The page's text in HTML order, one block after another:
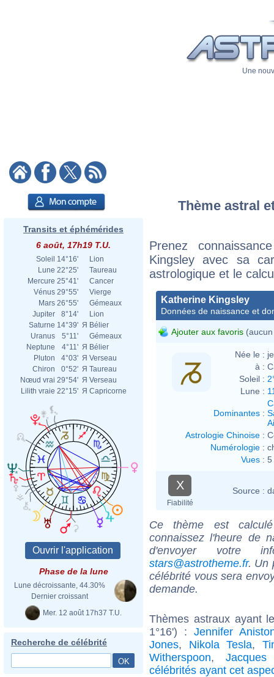
Une
Transits et éphémérides
6 août, 17h19 T.U.
Soleil 14°16'
Lion
Lune 22°25'
Taureau
Mercure 25°41'
Cancer
Vénus 29°55'
Vierge
Mars 26°55'
Gémeaux
Jupiter
8°14'
Lion
Saturne 14°39' Я Bélier
Uranus
5°11'
Gémeaux
Neptune
4°11' Я Bélier
Pluton
4°03' Я Verseau
Chiron
0°52' Я Taureau
Nœud vrai 29°54' Я Verseau
Lilith vraie 22°15' Я Capricorne
Phase de la lune
Lune décroissante, 44.30%
Dernier croissant
Mer. 12 août 17h37 T.U.
Recherche de célébrité
Thème astral
Prenez
Kingsley avec sa
astrologique et le
Katherine Kingsley
Données de naissance et
Ajouter aux favoris
Née le :
à :
Soleil :
Lune :
Dominantes :
Astrologie Chinoise :
Numérologie :
Vues : 5
X
Fiabilité
Source :
Ce thème est
connaissez l'heure de
d'envoyer votre
stars@astrotheme.fr. Un
célébrité vous sera
demande.
Thèmes astraux ayant
1°16') : Jennifer
Jones, Nikola Tesla,
Witherspoon, Jacques
célébrités ayant cet